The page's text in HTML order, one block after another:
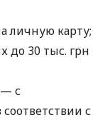
личную карту;
до 30 тыс. грн
с
с